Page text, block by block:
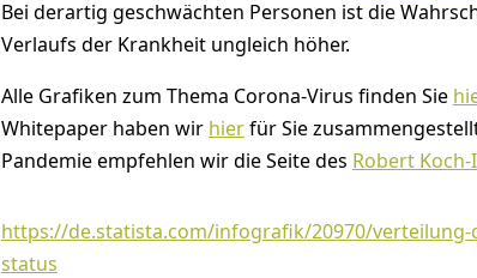
Bei derartig geschwächten Personen ist die
Verlaufs der Krankheit ungleich höher.
Alle Grafiken zum Thema Corona-Virus finden Sie
Whitepaper haben wir hierfür Sie
Pandemie empfehlen wir die Seite des Robert
https://de.statista.com/infografik/20970/verteilung-
status